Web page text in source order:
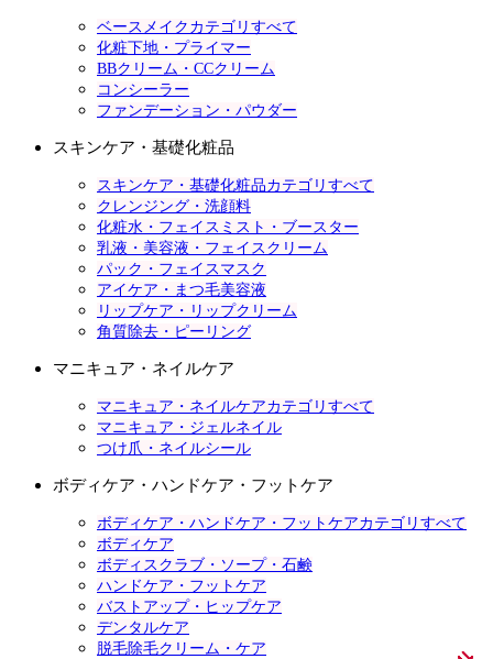
ベースメイクカテゴリすべて
化粧下地・プライマー
BBクリーム・CCクリーム
コンシーラー
ファンデーション・パウダー
スキンケア・基礎化粧品
スキンケア・基礎化粧品カテゴリすべて
クレンジング・洗顔料
化粧水・フェイスミスト・ブースター
乳液・美容液・フェイスクリーム
パック・フェイスマスク
アイケア・まつ毛美容液
リップケア・リップクリーム
角質除去・ピーリング
マニキュア・ネイルケア
マニキュア・ネイルケアカテゴリすべて
マニキュア・ジェルネイル
つけ爪・ネイルシール
ボディケア・ハンドケア・フットケア
ボディケア・ハンドケア・フットケアカテゴリすべて
ボディケア
ボディスクラブ・ソープ・石鹸
ハンドケア・フットケア
バストアップ・ヒップケア
デンタルケア
脱毛除毛クリーム・ケア